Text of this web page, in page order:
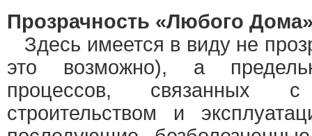
Прозрачность «Любого
Здесь имеется в виду не
это возможно), а
процессов, связанных с
строительством и